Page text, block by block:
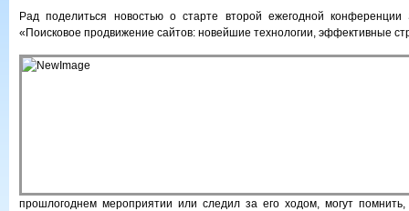
Рад поделиться новостью о старте второй ежегодной конференции
«Поисковое продвижение сайтов: новейшие технологии, эффективные
прошлогоднем мероприятии или следил за его ходом, могут